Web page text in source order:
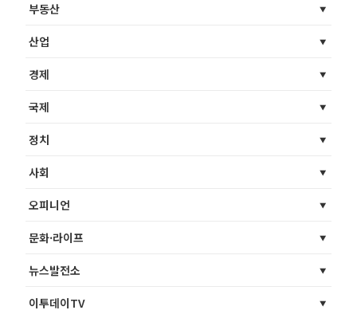
부동산
산업
경제
국제
정치
사회
오피니언
문화·라이프
뉴스발전소
이투데이TV